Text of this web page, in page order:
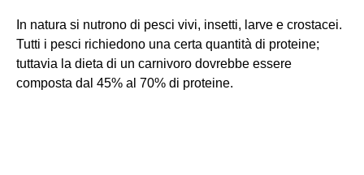
In natura si nutrono di pesci vivi, insetti, larve e crostacei.
Tutti i pesci richiedono una certa quantità di proteine;
tuttavia la dieta di un carnivoro dovrebbe essere
composta dal 45% al ​​70% di proteine.